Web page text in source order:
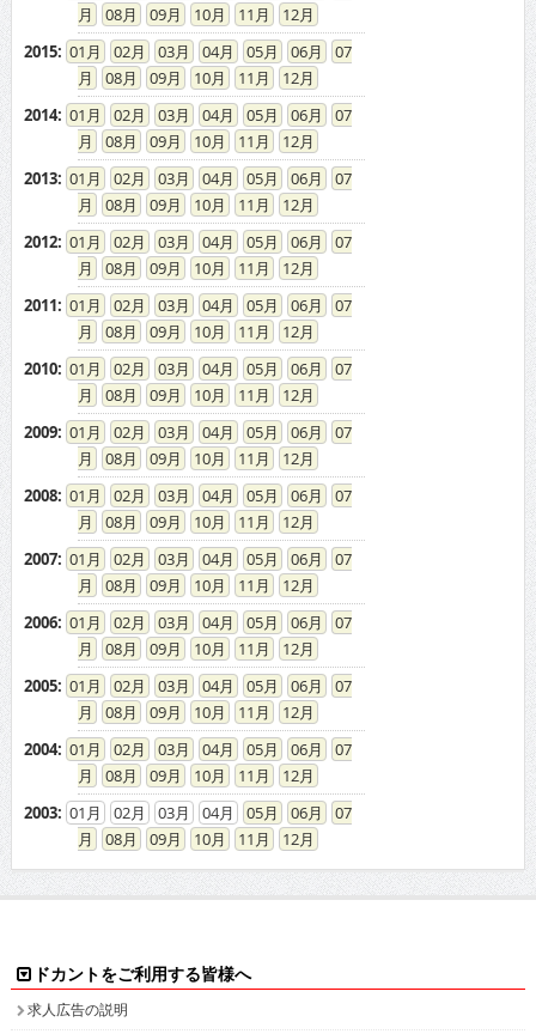
08
09 10 11
12
2015: 01 02 03 04 05 06
07
08
09 10 11
12
2014: 01 02 03 04 05 06
07
08
09 10 11
12
2013: 01 02 03 04 05 06
07
08
09 10 11
12
2012: 01 02 03 04 05 06
07
08
09 10 11
12
2011: 01 02 03 04 05 06
07
08
09 10 11
12
2010: 01 02 03 04 05 06
07
08
09 10 11
12
2009: 01 02 03 04 05 06
07
08
09 10 11
12
2008: 01 02 03 04 05 06
07
08
09 10 11
12
2007: 01 02 03 04 05 06
07
08
09 10 11
12
2006: 01 02 03 04 05 06
07
08
09 10 11
12
2005: 01 02 03 04 05 06
07
08
09 10 11
12
2004: 01 02 03 04 05 06
07
08
09 10 11
12
2003: 01 02 03 04 05 06
07
08
09 10 11 12
ドカントをご利用する皆様へ
求人広告の説明